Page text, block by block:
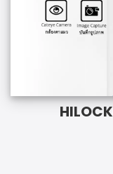
HILOCK